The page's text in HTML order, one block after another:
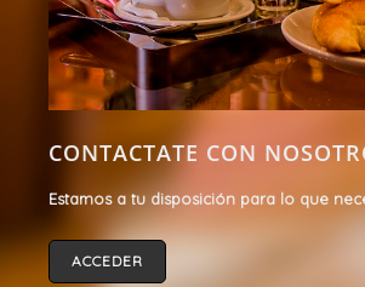
CONTACTATE CON
Estamos a tu disposición para lo que
ACCEDER